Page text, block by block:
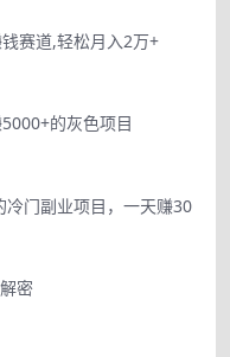
赛道,轻松月入2万+
的灰色项目
门副业项目，一天赚30
密